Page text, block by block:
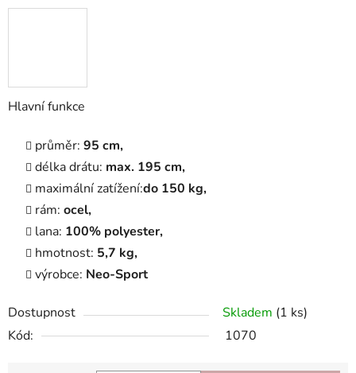
Hlavní funkce
průměr: 95 cm,
délka drátu: max. 195 cm,
maximální zatížení:do 150 kg,
rám: ocel,
lana: 100% polyester,
hmotnost: 5,7 kg,
výrobce: Neo-Sport
Dostupnost Skladem (1 ks)
Kód:
1070